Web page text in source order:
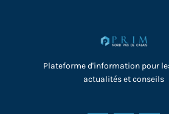
Plateforme d'information pour
actualités et conseils